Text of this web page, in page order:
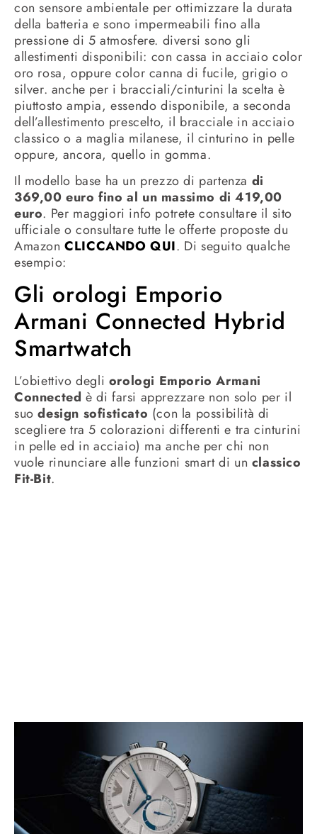
con sensore ambientale per ottimizzare la durata
della batteria e sono impermeabili fino alla
pressione di 5 atmosfere. diversi sono gli
allestimenti disponibili: con cassa in acciaio color
oro rosa, oppure color canna di fucile, grigio o
silver. anche per i bracciali/cinturini la scelta è
piuttosto ampia, essendo disponibile, a seconda
dell’allestimento prescelto, il bracciale in acciaio
classico o a maglia milanese, il cinturino in pelle
oppure, ancora, quello in gomma.
Il modello base ha un prezzo di partenza di
369,00 euro fino al un massimo di 419,00
euro. Per maggiori info potrete consultare il sito
ufficiale o consultare tutte le offerte proposte du
AmazonCLICCANDO QUI. Di seguito qualche
esempio:
Gli orologi Emporio
Armani Connected Hybrid
Smartwatch
L’obiettivo degli orologi Emporio Armani
Connected è di farsi apprezzare non solo per il
suodesign sofisticato (con la possibilità di
scegliere tra 5 colorazioni differenti e tra cinturini
in pelle ed in acciaio) ma anche per chi non
vuole rinunciare alle funzioni smart di un classico
Fit-Bit.